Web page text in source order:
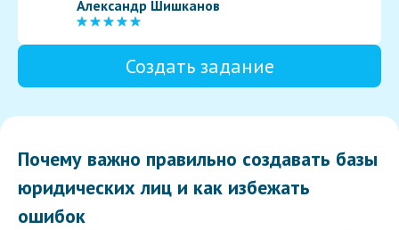
Александр Шишканов
Создать задание
Почему важно правильно создавать базы
юридических лиц и как избежать
ошибок